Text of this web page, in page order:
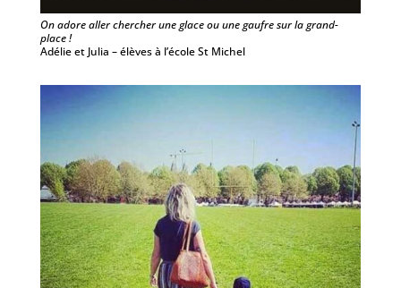
On adore aller chercher une glace ou une gaufre sur la grand-
place !
Adélie et Julia – élèves à l’école St Michel